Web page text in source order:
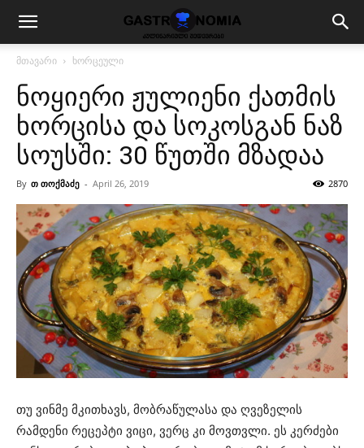
მთავარი ხორცეული
ნოყიერი ჟულიენი ქათმის
ხორცისა და სოკოსგან ნაზ
სოუსში: 30 წუთში მზადაა
By თ თოქმაძე - April 26, 2019 2870
თუ ვინმე მკითხავს, მობრაწულასა და ღვეზელის
რამდენი რეცეპტი ვიცი, ვერც კი მოვთვლი. ეს კერძები